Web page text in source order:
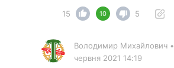
15
10 5
Володимир Михайлович •
червня 2021 14:19